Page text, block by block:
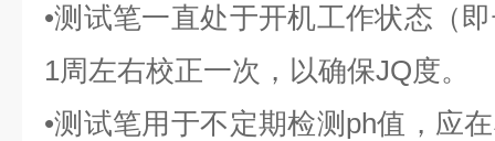
•测试笔一直处于开机工作状态（
1周左右校正一次，以确保JQ度。
•测试笔用于不定期检测ph值，应